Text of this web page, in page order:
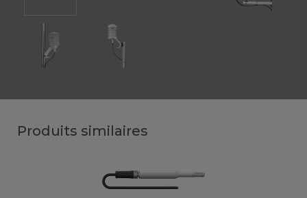
Produits similaires